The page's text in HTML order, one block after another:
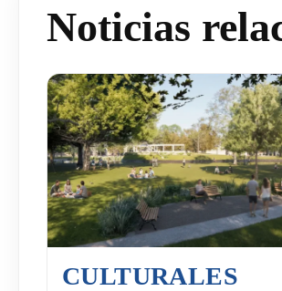
Noticias
CULTURALES